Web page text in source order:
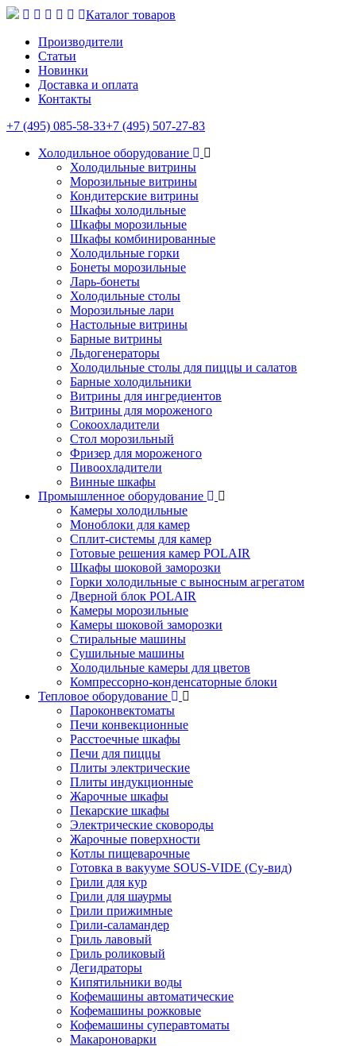
Каталог товаров
Производители
Статьи
Новинки
Доставка и оплата
Контакты
+7 (495) 085-58-33+7 (495) 507-27-83
Холодильное оборудование
Холодильные витрины
Морозильные витрины
Кондитерские витрины
Шкафы холодильные
Шкафы морозильные
Шкафы комбинированные
Холодильные горки
Бонеты морозильные
Ларь-бонеты
Холодильные столы
Морозильные лари
Настольные витрины
Барные витрины
Льдогенераторы
Холодильные столы для пиццы и салатов
Барные холодильники
Витрины для ингредиентов
Витрины для мороженого
Сокоохладители
Стол морозильный
Фризер для мороженого
Пивоохладители
Винные шкафы
Промышленное оборудование
Камеры холодильные
Моноблоки для камер
Сплит-системы для камер
Готовые решения камер POLAIR
Шкафы шоковой заморозки
Горки холодильные с выносным агрегатом
Дверной блок POLAIR
Камеры морозильные
Камеры шоковой заморозки
Стиральные машины
Сушильные машины
Холодильные камеры для цветов
Компрессорно-конденсаторные блоки
Тепловое оборудование
Пароконвектоматы
Печи конвекционные
Расстоечные шкафы
Печи для пиццы
Плиты электрические
Плиты индукционные
Жарочные шкафы
Пекарские шкафы
Электрические сковороды
Жарочные поверхности
Котлы пищеварочные
Готовка в вакууме SOUS-VIDE (Су-вид)
Грили для кур
Грили для шаурмы
Грили прижимные
Грили-саламандер
Гриль лавовый
Гриль роликовый
Дегидраторы
Кипятильники воды
Кофемашины автоматические
Кофемашины рожковые
Кофемашины суперавтоматы
Макароноварки